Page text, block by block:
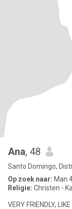
Ana, 48
Santo Domingo,
Op zoek naar: Man
Religie: Christen -
VERY FRIENDLY,